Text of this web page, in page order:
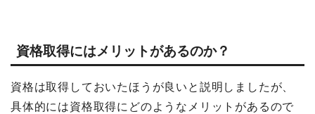
資格取得にはメリットがあるのか？
資格は取得しておいたほうが良いと説明しましたが、
具体的には資格取得にどのようなメリットがあるので